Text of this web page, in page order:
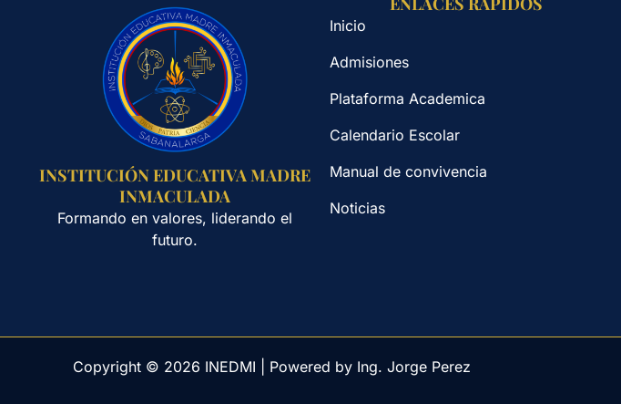
INSTITUCIÓN EDUCATIVA MADRE
INMACULADA
Formando en valores, liderando el
futuro.
Inicio
Admisiones
Plataforma Academica
Calendario Escolar
Manual de convivencia
Noticias
Copyright © 2026 INEDMI | Powered by Ing. Jorge Perez